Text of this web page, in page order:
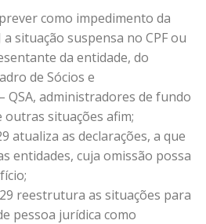
como impedimento da
a situação suspensa no CPF ou
da entidade, do
de Sócios e
QSA, administradores de fundo
situações afim;
atualiza as declarações, a que
entidades, cuja omissão possa
reestrutura as situações para
pessoa jurídica como